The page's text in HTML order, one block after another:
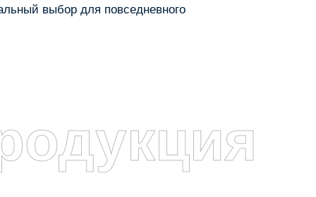
выбор для повседневного